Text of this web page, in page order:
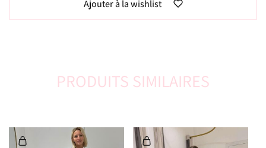
Ajouter à la wishlist
PRODUITS SIMILAIRES